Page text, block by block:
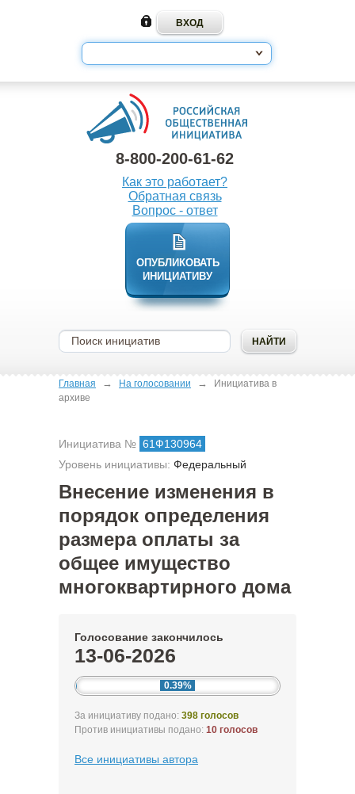
8-800-200-61-62
Как это работает?
Обратная связь
Вопрос - ответ
ОПУБЛИКОВАТЬ
ИНИЦИАТИВУ
Главная → На голосовании →
Инициатива в
архиве
Инициатива № 61Ф130964
Уровень инициативы: Федеральный
Внесение изменения в
порядок определения
размера оплаты за
общее имущество
многоквартирного дома
Голосование закончилось
13-06-2026
0.39%
За инициативу подано: 398 голосов
Против инициативы подано: 10 голосов
Все инициативы автора